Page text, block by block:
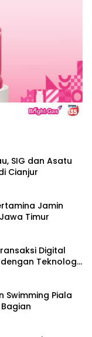
SIG dan Asatu
Cianjur
Jamin
Timur
Digital
Teknologi
Swimming Piala